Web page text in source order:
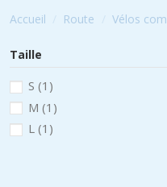
Accueil Route Vélos
Taille
S (1)
M (1)
L (1)